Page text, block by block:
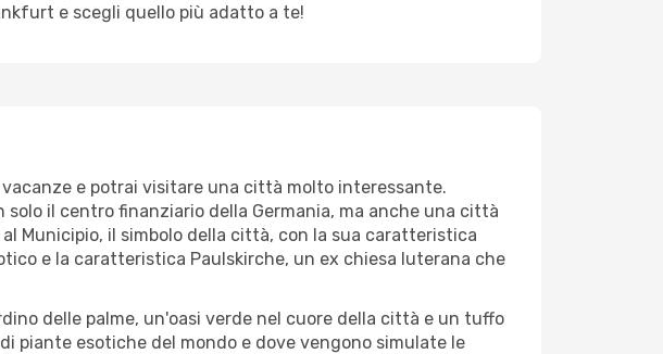
e scegli quello più adatto a te!
e potrai visitare una città molto interessante.
il centro finanziario della Germania, ma anche una città
Municipio, il simbolo della città, con la sua caratteristica
e la caratteristica Paulskirche, un ex chiesa luterana che
delle palme, un'oasi verde nel cuore della città e un tuffo
piante esotiche del mondo e dove vengono simulate le